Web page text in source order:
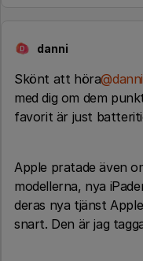
D danni
Skönt att höra@danni
med dig om dem
favorit är just
Apple pratade även
modellerna, nya
deras nya tjänst
snart. Den är jag